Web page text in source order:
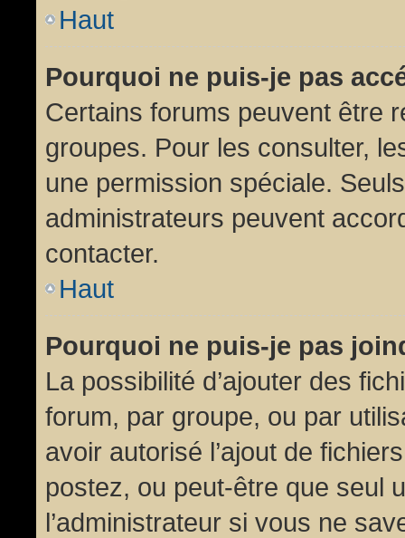
Haut
Pourquoi ne puis-je pas
Certains forums peuvent être
groupes. Pour les consulter,
une permission spéciale.
administrateurs peuvent
contacter.
Haut
Pourquoi ne puis-je pas
La possibilité d’ajouter des
forum, par groupe, ou par
avoir autorisé l’ajout de
postez, ou peut-être que seul
l’administrateur si vous ne